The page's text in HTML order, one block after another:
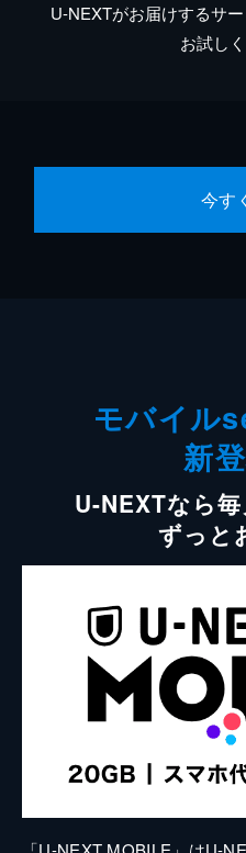
U-NEXTがお届けするサ
お試し
今す
モバイル
新
U-NEXTなら
ずっと